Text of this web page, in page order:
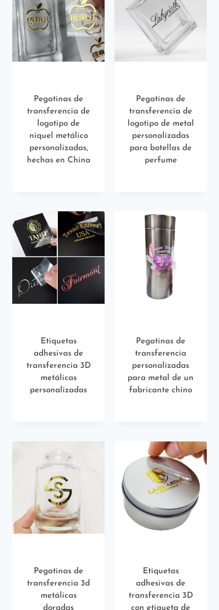
Pegatinas de
transferencia de
logotipo de
níquel metálico
personalizadas,
hechas en China
Pegatinas de
transferencia de
logotipo de metal
personalizadas
para botellas de
perfume
Etiquetas
adhesivas de
transferencia 3D
metálicas
personalizadas
Pegatinas de
transferencia
personalizadas
para metal de un
fabricante chino
Pegatinas de
transferencia 3d
metálicas
doradas
Etiquetas
adhesivas de
transferencia 3D
con etiqueta de